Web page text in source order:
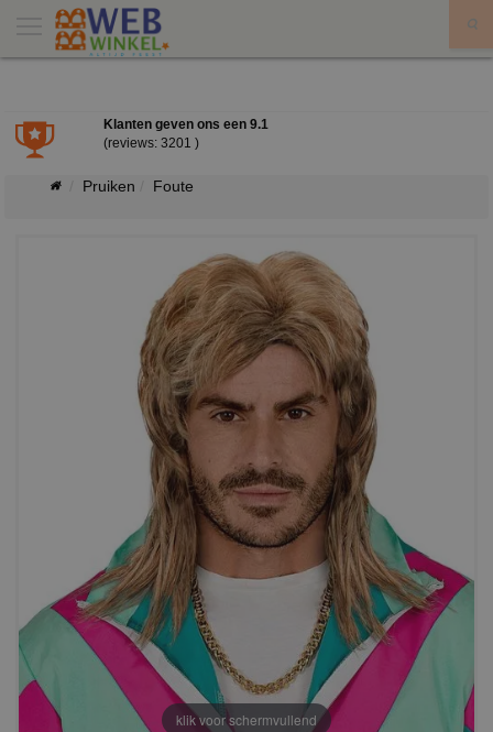
Klanten geven ons een 9.1
(reviews: 3201 )
Pruiken Foute
klik voor schermvullend